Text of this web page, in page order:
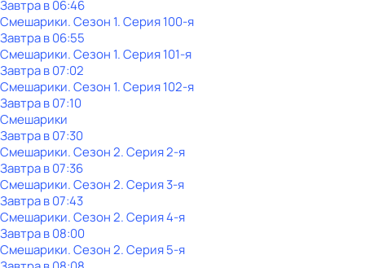
Завтра в 06:46
Смешарики. Сезон 1. Серия 100-я
Завтра в 06:55
Смешарики. Сезон 1. Серия 101-я
Завтра в 07:02
Смешарики. Сезон 1. Серия 102-я
Завтра в 07:10
Смешарики
Завтра в 07:30
Смешарики. Сезон 2. Серия 2-я
Завтра в 07:36
Смешарики. Сезон 2. Серия 3-я
Завтра в 07:43
Смешарики. Сезон 2. Серия 4-я
Завтра в 08:00
Смешарики. Сезон 2. Серия 5-я